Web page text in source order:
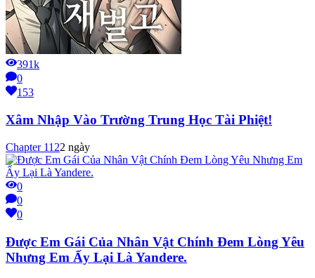
391k
0
153
Xâm Nhập Vào Trường Trung Học Tài Phiệt!
Chapter 1122 ngày
0
0
0
Được Em Gái Của Nhân Vật Chính Đem Lòng Yêu
Nhưng Em Ấy Lại Là Yandere.